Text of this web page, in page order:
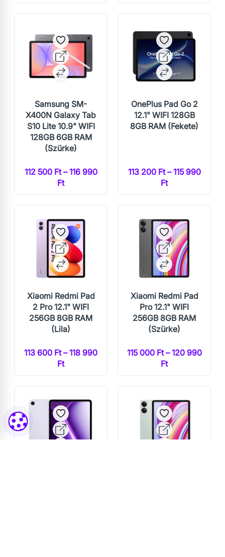
Samsung SM-
X400N Galaxy Tab
S10 Lite 10.9" WIFI
128GB 6GB RAM
(Szürke)
112 500 Ft – 116 990
Ft
OnePlus Pad Go 2
12.1" WIFI 128GB
8GB RAM (Fekete)
113 200 Ft – 115 990
Ft
Xiaomi Redmi Pad
2 Pro 12.1" WIFI
256GB 8GB RAM
(Lila)
113 600 Ft – 118 990
Ft
Xiaomi Redmi Pad
Pro 12.1" WIFI
256GB 8GB RAM
(Szürke)
115 000 Ft – 120 990
Ft